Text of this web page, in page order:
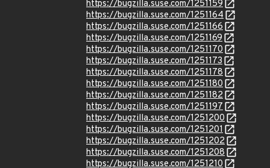
https://bugzilla.suse.com/1251159
https://bugzilla.suse.com/1251164
https://bugzilla.suse.com/1251166
https://bugzilla.suse.com/1251169
https://bugzilla.suse.com/1251170
https://bugzilla.suse.com/1251173
https://bugzilla.suse.com/1251178
https://bugzilla.suse.com/1251180
https://bugzilla.suse.com/1251182
https://bugzilla.suse.com/1251197
https://bugzilla.suse.com/1251200
https://bugzilla.suse.com/1251201
https://bugzilla.suse.com/1251202
https://bugzilla.suse.com/1251208
https://bugzilla.suse.com/1251210